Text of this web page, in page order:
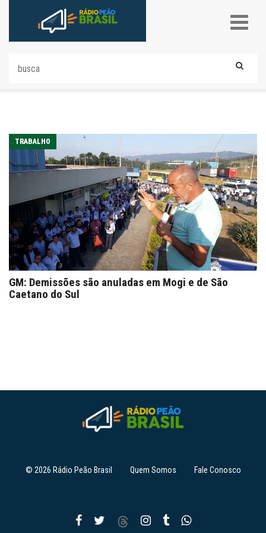
TRABALHO
GM: Demissões são anuladas em Mogi e de São
Caetano do Sul
© 2026 Rádio Peão Brasil Quem Somos Fale Conosco